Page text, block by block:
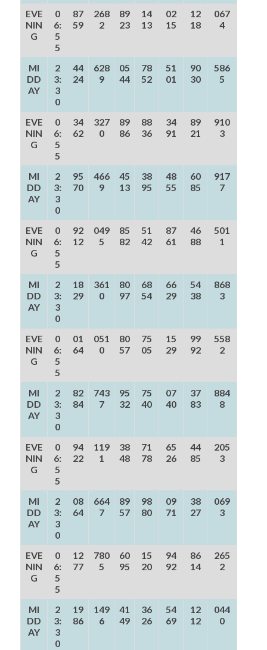
EVE
NIN
G
0
6:
5
5
87
59
268
2
89
23
14
13
02
15
12
18
067
4
MI
DD
AY
2
3:
3
0
44
24
628
9
05
44
78
52
51
01
90
30
586
5
EVE
NIN
G
0
6:
5
5
34
62
327
0
89
86
88
36
34
91
89
21
910
3
MI
DD
AY
2
3:
3
0
95
70
466
9
45
13
38
95
48
55
60
85
917
7
EVE
NIN
G
0
6:
5
5
92
12
049
5
85
82
51
42
87
61
46
88
501
1
MI
DD
AY
2
3:
3
0
18
29
361
0
80
97
68
54
66
29
54
38
868
3
EVE
NIN
G
0
6:
5
5
01
64
051
0
80
57
75
05
15
29
99
92
558
2
MI
DD
AY
2
3:
3
0
82
84
743
7
95
32
75
40
07
40
37
83
884
8
EVE
NIN
G
0
6:
5
5
94
22
119
1
38
48
71
78
65
26
44
85
205
3
MI
DD
AY
2
3:
3
0
08
64
664
7
89
57
98
80
09
71
38
27
069
3
EVE
NIN
G
0
6:
5
5
12
77
780
5
60
95
15
20
94
92
86
14
265
2
MI
DD
AY
2
3:
3
0
19
86
149
6
41
49
36
26
54
69
12
12
044
0